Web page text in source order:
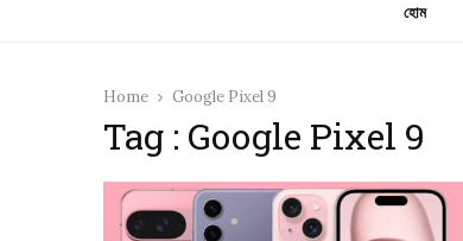
হোম
Home Google Pixel 9
Tag : Google Pixel 9